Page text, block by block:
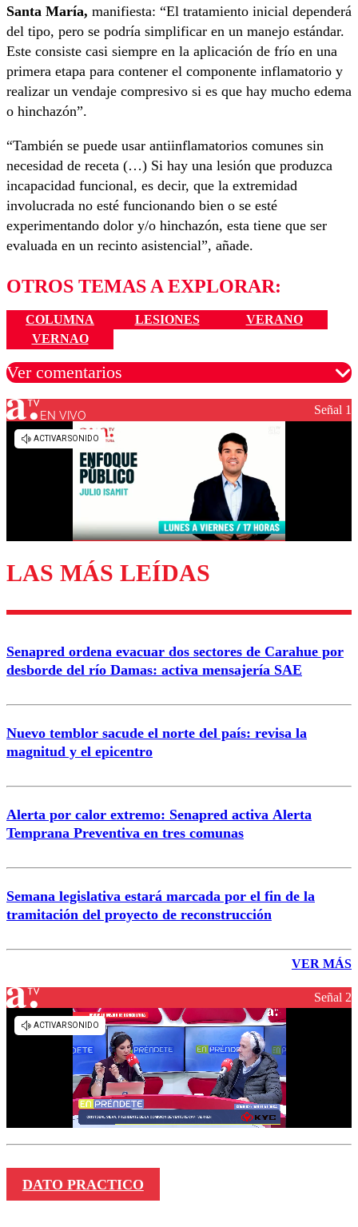
Santa María, manifiesta: “El tratamiento inicial dependerá
del tipo, pero se podría simplificar en un manejo estándar.
Este consiste casi siempre en la aplicación de frío en una
primera etapa para contener el componente inflamatorio y
realizar un vendaje compresivo si es que hay mucho edema
o hinchazón”.
“También se puede usar antiinflamatorios comunes sin
necesidad de receta (…) Si hay una lesión que produzca
incapacidad funcional, es decir, que la extremidad
involucrada no esté funcionando bien o se esté
experimentando dolor y/o hinchazón, esta tiene que ser
evaluada en un recinto asistencial”, añade.
OTROS TEMAS A EXPLORAR:
COLUMNA LESIONES
VERANO
VERNAO
Ver comentarios
Los comentarios son moderados para garantizar un
diálogo respetuoso.
Enviar comentario
EN VIVO Señal 1
LAS MÁS LEÍDAS
Senapred ordena evacuar dos sectores de Carahue por
desborde del río Damas: activa mensajería SAE
Nuevo temblor sacude el norte del país: revisa la
magnitud y el epicentro
Alerta por calor extremo: Senapred activa Alerta
Temprana Preventiva en tres comunas
Semana legislativa estará marcada por el fin de la
tramitación del proyecto de reconstrucción
VER MÁS
Señal 2
DATO PRACTICO